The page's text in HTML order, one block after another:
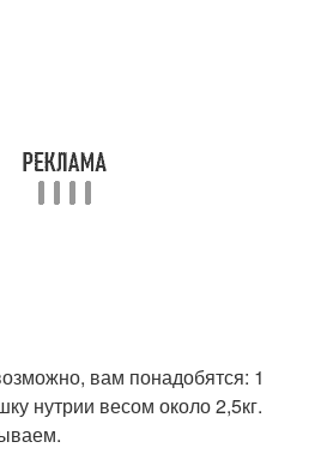
вам понадобятся: 1
нутрии весом около 2,5кг.